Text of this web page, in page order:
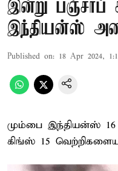
இன்று பஞ்சாப்
இந்தியன்ஸ்
Published on: 18 Apr 2024,
மும்பை இந்தியன்ஸ் 16
கிங்ஸ் 15